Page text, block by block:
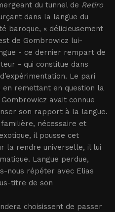
du tunnel de Retiro
dans la langue du
baroque, « délicieusement
de Gombrowicz lui-
- ce dernier rempart de
- qui constitue dans
Le pari
en remettant en question la
avait connue
son rapport à la langue.
nécessaire et
il pousse cet
la rendre universelle, il lui
Langue perdue,
nous répéter avec Elias
titre de son
choisissent de passer